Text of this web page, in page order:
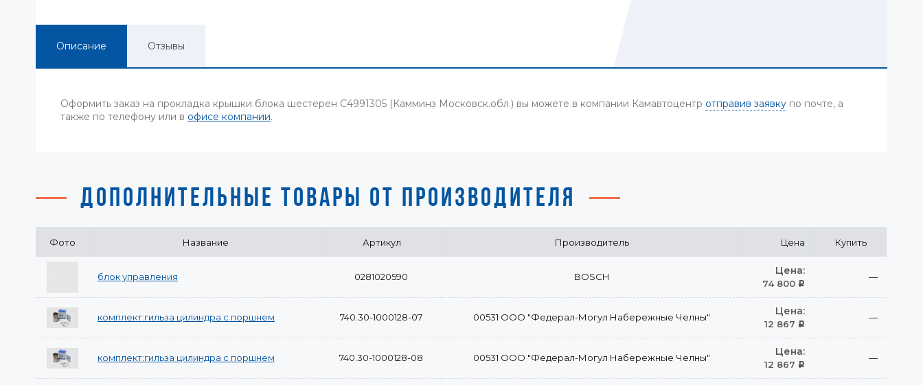
Описание Отзывы
Оформить заказ на прокладка крышки блока шестерен C4991305 (Камминз Московск.обл.) вы можете в компании Камавтоцентр отправив заявку по почте, а
также по телефону или в офисе компании.
ДОПОЛНИТЕЛЬНЫЕ ТОВАРЫ ОТ ПРОИЗВОДИТЕЛЯ
Фото Название Артикул Производитель Цена Купить
блок управления 0281020590 BOSCH Цена:
74 800 Р
—
комплект:гильза цилиндра с поршнем 740.30-1000128-07 00531 ООО "Федерал-Могул Набережные Челны" Цена:
12 867 Р
—
комплект:гильза цилиндра с поршнем 740.30-1000128-08 00531 ООО "Федерал-Могул Набережные Челны" Цена:
12 867 Р
—